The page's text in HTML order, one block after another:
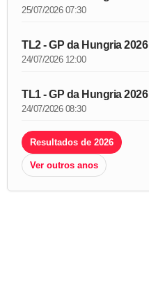
25/07/2026 07:30
TL2 - GP da Hungria 2026
24/07/2026 12:00
TL1 - GP da Hungria 2026
24/07/2026 08:30
Resultados de 2026
Ver outros anos